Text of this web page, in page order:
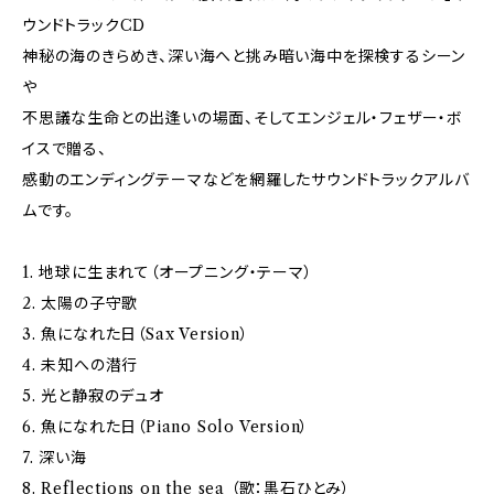
ウンドトラックCD
神秘の海のきらめき、深い海へと挑み暗い海中を探検するシーン
や
不思議な生命との出逢いの場面、そしてエンジェル・フェザー・ボ
イスで贈る、
感動のエンディングテーマなどを網羅したサウンドトラックアルバ
ムです。
1. 地球に生まれて（オープニング・テーマ）
2. 太陽の子守歌
3. 魚になれた日（Sax Version）
4. 未知への潜行
5. 光と静寂のデュオ
6. 魚になれた日（Piano Solo Version）
7. 深い海
8. Reflections on the sea （歌：黒石ひとみ）